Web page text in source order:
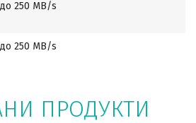
до 250 MB/s
до 250 MB/s
ПРОДУКТИ